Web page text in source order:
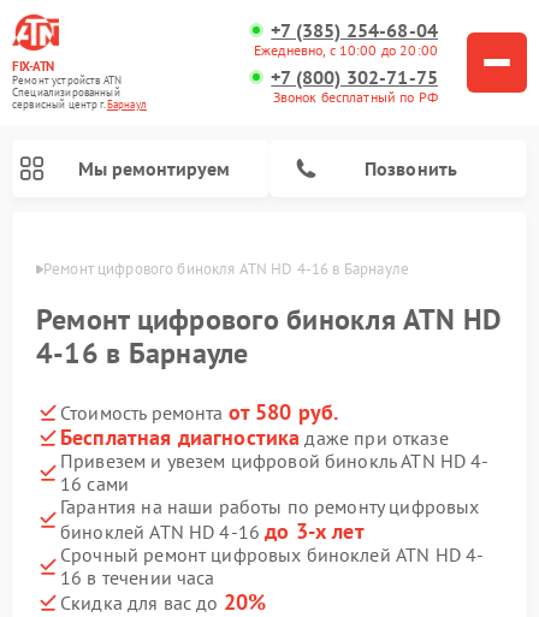
FIX-ATN
Ремонт устройств ATN
Специализированный
cервисный центр г.Барнаул
+7 (385) 254-68-04
Ежедневно, с 10:00 до 20:00
+7 (800) 302-71-75
Звонок бесплатный по РФ
Мы ремонтируем Позвонить
Ремонт цифрового бинокля ATN HD 4-16 в Барнауле
Ремонт цифрового бинокля ATN HD
4-16 в Барнауле
Стоимость ремонта от 580 руб.
Бесплатная диагностика даже при отказе
Привезем и увезем цифровой бинокль ATN HD 4-
16 сами
Гарантия на наши работы по ремонту цифровых
биноклей ATN HD 4-16до 3-х лет
Срочный ремонт цифровых биноклей ATN HD 4-
16 в течении часа
Скидка для вас до 20%